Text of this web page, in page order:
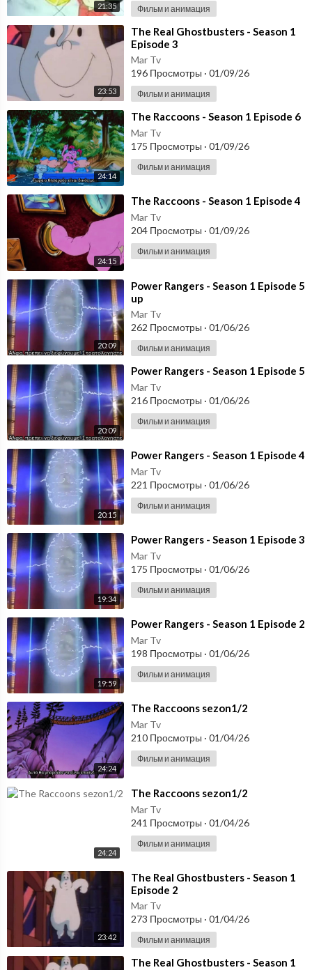
21:35 Фильм и анимация
23:53
⁣The Real Ghostbusters - Season 1
Episode 3
Mar Tv
196 Просмотры · 01/09/26
Фильм и анимация
24:14
⁣The Raccoons - Season 1 Episode 6
Mar Tv
175 Просмотры · 01/09/26
Фильм и анимация
24:15
⁣The Raccoons - Season 1 Episode 4
Mar Tv
204 Просмотры · 01/09/26
Фильм и анимация
20:09
⁣Power Rangers - Season 1 Episode 5
up
Mar Tv
262 Просмотры · 01/06/26
Фильм и анимация
20:09
⁣Power Rangers - Season 1 Episode 5
Mar Tv
216 Просмотры · 01/06/26
Фильм и анимация
20:15
⁣Power Rangers - Season 1 Episode 4
Mar Tv
221 Просмотры · 01/06/26
Фильм и анимация
19:34
⁣Power Rangers - Season 1 Episode 3
Mar Tv
175 Просмотры · 01/06/26
Фильм и анимация
19:59
⁣Power Rangers - Season 1 Episode 2
Mar Tv
198 Просмотры · 01/06/26
Фильм и анимация
24:24
⁣The Raccoons sezon1/2
Mar Tv
210 Просмотры · 01/04/26
Фильм и анимация
24:24
⁣The Raccoons sezon1/2
Mar Tv
241 Просмотры · 01/04/26
Фильм и анимация
23:42
⁣The Real Ghostbusters - Season 1
Episode 2
Mar Tv
273 Просмотры · 01/04/26
Фильм и анимация
⁣The Real Ghostbusters - Season 1